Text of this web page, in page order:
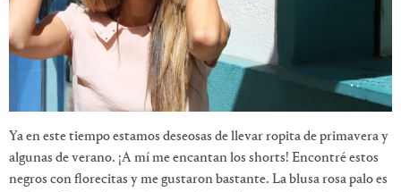
Ya en este tiempo estamos deseosas de llevar ropita de primavera y
algunas de verano. ¡A mí me encantan los shorts! Encontré estos
negros con florecitas y me gustaron bastante. La blusa rosa palo es